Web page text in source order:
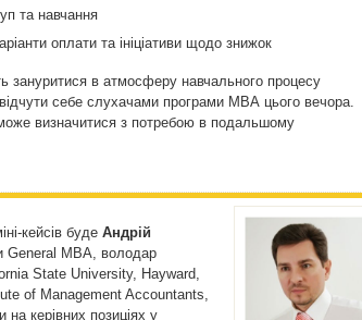
та навчання
оплати та ініціативи щодо знижок
зануритися в атмосферу навчального процесу
себе слухачами програми МВА цього вечора.
визначитися з потребою в подальшому
кейсів буде Андрій
General MBA, володар
State University, Hayward,
of Management Accountants,
керівних позиціях у